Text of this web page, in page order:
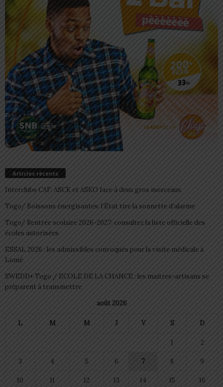
Articles récents
Interclubs CAF: ASCK et ASKO face à deux gros morceaux
Togo/ Boissons énergisantes: l’État tire la sonnette d’alarme
Togo/ Rentrée scolaire 2026-2027: consultez la liste officielle des
écoles autorisées
ESSAL 2026 : les admissibles convoqués pour la visite médicale à
Lomé
SWEDD+ Togo / ECOLE DE LA CHANCE : les maitres-artisans se
préparent à transmettre
août 2026
L M M J V S D
1 2
3 4 5 6 7 8 9
10 11 12 13 14 15 16